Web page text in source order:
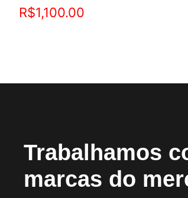
Avaliação
5.00
R$1,100.00
Trabalhamos
marcas do